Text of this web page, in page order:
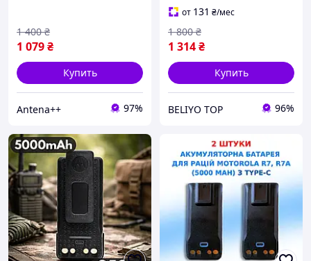
1 079₴
1 400 ₴
Купить
Antena++ 97%
от 131 ₴/мес
1 314₴
1 800 ₴
Купить
BELIYO TOP 96%